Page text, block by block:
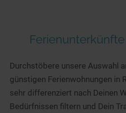
Durchstöbere unsere Auswahl
günstigen Ferienwohnungen in
sehr differenziert nach Deinen
Bedürfnissen filtern und Dein